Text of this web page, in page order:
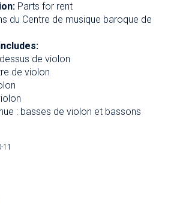
Parts for rent
du Centre de musique baroque de
de violon
de violon
: basses de violon et bassons
11